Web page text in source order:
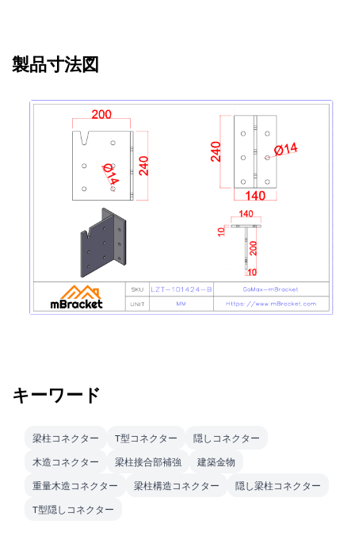
製品寸法図
キーワード
梁柱コネクター T型コネクター
隠しコネクター
木造コネクター
梁柱接合部補強
建築金物
重量木造コネクター
梁柱構造コネクター
隠し梁柱コネクター
T型隠しコネクター